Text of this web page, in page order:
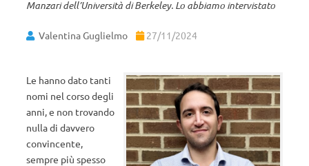
Manzari dell’Università di Berkeley. Lo abbiamo intervistato
Valentina Guglielmo 27/11/2024
Le hanno dato tanti
nomi nel corso degli
anni, e non trovando
nulla di davvero
convincente,
sempre più spesso